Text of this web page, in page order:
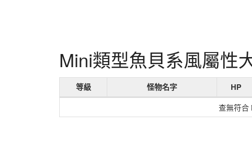
Mini類型魚貝系風屬性
等級 怪物名字 HP
查無符合